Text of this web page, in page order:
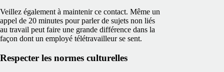
Veillez également à maintenir ce contact. Même un
appel de 20 minutes pour parler de sujets non liés
au travail peut faire une grande différence dans la
façon dont un employé télétravailleur se sent.
Respecter les normes culturelles